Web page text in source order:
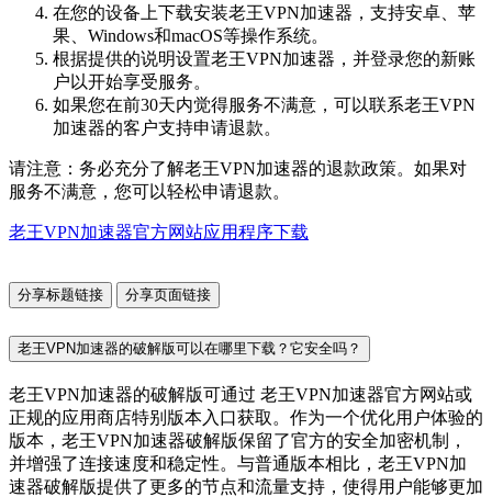
在您的设备上下载安装老王VPN加速器，支持安卓、苹
果、Windows和macOS等操作系统。
根据提供的说明设置老王VPN加速器，并登录您的新账
户以开始享受服务。
如果您在前30天内觉得服务不满意，可以联系老王VPN
加速器的客户支持申请退款。
请注意：务必充分了解老王VPN加速器的退款政策。如果对
服务不满意，您可以轻松申请退款。
老王VPN加速器官方网站应用程序下载
分享标题链接 分享页面链接
老王VPN加速器的破解版可以在哪里下载？它安全吗？
老王VPN加速器的破解版可通过 老王VPN加速器官方网站或
正规的应用商店特别版本入口获取。作为一个优化用户体验的
版本，老王VPN加速器破解版保留了官方的安全加密机制，
并增强了连接速度和稳定性。与普通版本相比，老王VPN加
速器破解版提供了更多的节点和流量支持，使得用户能够更加